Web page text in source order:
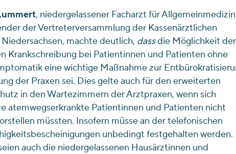
, niedergelassener Facharzt für Allgemeinmedizin
der Vertreterversammlung der Kassenärztlichen
, machte deutlich, dassdie Möglichkeit der
Krankschreibung bei Patientinnen und Patienten ohne
eine wichtige Maßnahme zur
der Praxen sei. Dies gelte auch für den erweiterten
in den Wartezimmern der Arztpraxen, wenn sich
atemwegserkrankte Patientinnen und Patienten nicht
müssten. Insofern müsse an der telefonischen
unbedingt festgehalten werden.
auch die niedergelassenen Hausärztinnen und